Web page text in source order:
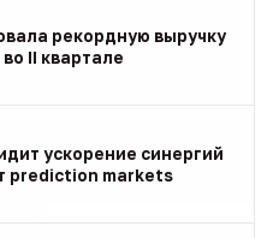
рекордную выручку
II квартале
ускорение синергий
prediction markets